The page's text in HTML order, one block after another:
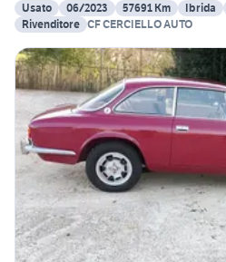
Usato
06/2023 57691 Km Ibrida
Rivenditore CF CERCIELLO AUTO